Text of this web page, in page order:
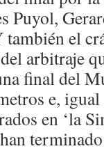
Puyol,
el
arbitraje
final del
e,
en ‘la